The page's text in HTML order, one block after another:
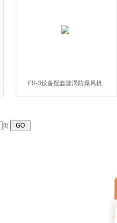
FB-3设备配套漩涡防爆风机
页